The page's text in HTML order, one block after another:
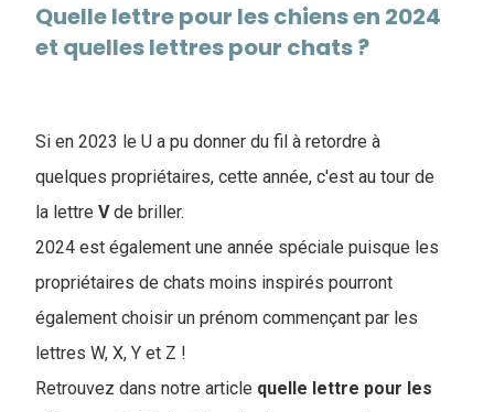
Quelle lettre pour les chiens en 2024
et quelles lettres pour chats ?
Si en 2023 le U a pu donner du fil à retordre à
quelques propriétaires, cette année, c'est au tour de
la lettre Vde briller.
2024 est également une année spéciale puisque les
propriétaires de chats moins inspirés pourront
également choisir un prénom commençant par les
lettres W, X, Y et Z !
Retrouvez dans notre article quelle lettre pour les